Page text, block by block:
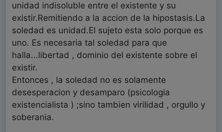
unidad indisoluble entre el existente y su
existir.Remitiendo a la accion de la hipostasis.La
soledad es unidad.El sujeto esta solo porque es
uno. Es necesaria tal soledad para que
halla...libertad , dominio del existente sobre el
existir.
Entonces , la soledad no es solamente
desesperacion y desamparo (psicologia
existencialista ) ;sino tambien virilidad , orgullo y
soberania.